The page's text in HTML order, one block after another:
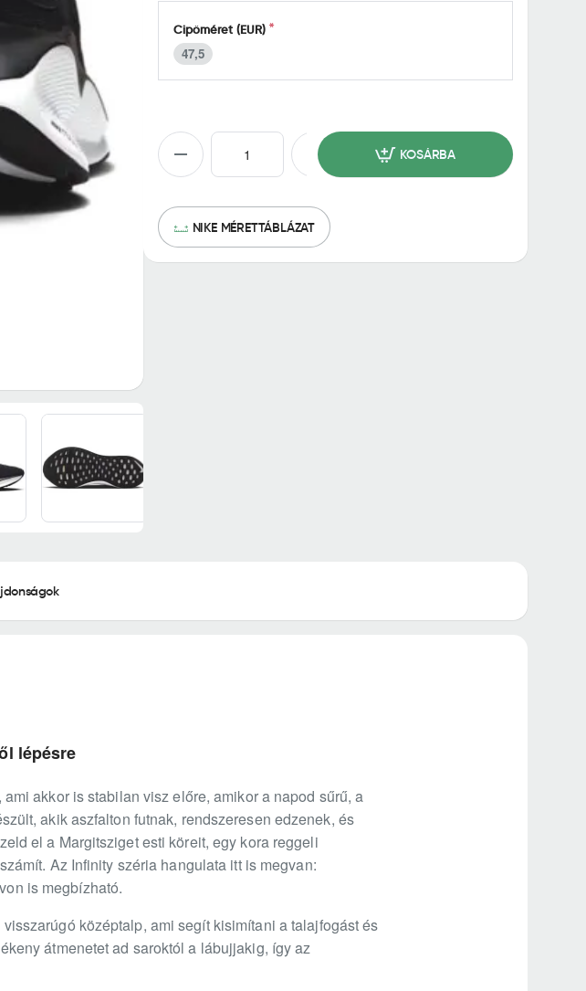
Cipőméret (EUR)
47,5
KOSÁRBA
NIKE MÉRETTÁBLÁZAT
lépésre
akkor is stabilan visz előre, amikor a napod sűrű, a
akik aszfalton futnak, rendszeresen edzenek, és
el a Margitsziget esti köreit, egy kora reggeli
Az Infinity széria hangulata itt is megvan:
is megbízható.
középtalp, ami segít kisimítani a talajfogást és
átmenetet ad saroktól a lábujjakig, így az